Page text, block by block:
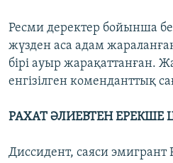
Ресми деректер бойынша
жүзден аса адам
бірі ауыр жарақаттанған.
енгізілген коменданттық
РАХАТ ӘЛИЕВТЕН ЕРЕКШЕ
Диссидент, саяси эмигрант